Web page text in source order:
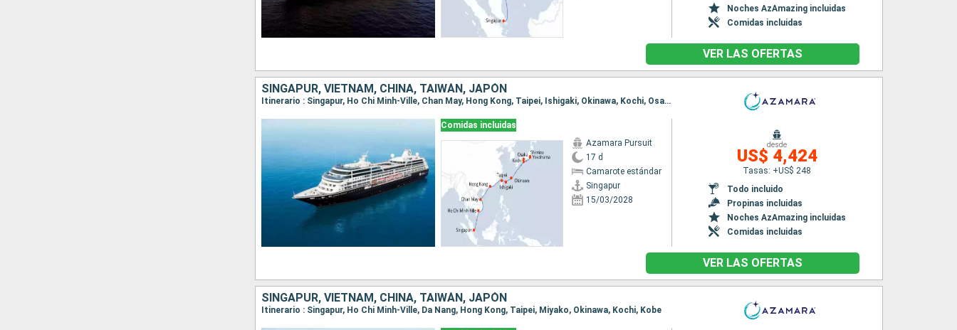
Noches AzAmazing incluidas
Comidas incluidas
VER LAS OFERTAS
SINGAPUR, VIETNAM, CHINA, TAIWÁN, JAPÓN
Itinerario : Singapur, Ho Chi Minh-Ville, Chan May, Hong Kong, Taipei, Ishigaki, Okinawa, Kochi, Osaka, Shimizu, Yokohama
Comidas incluidas
Azamara Pursuit
17 d
Camarote estándar
Singapur
15/03/2028
desde
US$ 4,424
Tasas: +US$ 248
Todo incluido
Propinas incluidas
Noches AzAmazing incluidas
Comidas incluidas
VER LAS OFERTAS
SINGAPUR, VIETNAM, CHINA, TAIWÁN, JAPÓN
Itinerario : Singapur, Ho Chi Minh-Ville, Da Nang, Hong Kong, Taipei, Miyako, Okinawa, Kochi, Kobe